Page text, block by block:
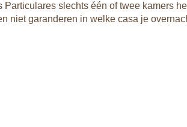
Particulares slechts één of twee kamers
niet garanderen in welke casa je